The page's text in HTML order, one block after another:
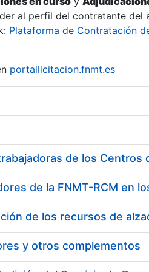
al perfil del contratante del
Plataforma de Contratación
portallicitacion.fnmt.es
y otros complementos